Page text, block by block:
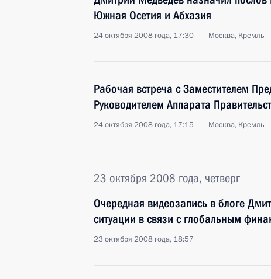
Южная Осетия и Абхазия
24 октября 2008 года, 17:30 Москва, Кремль
Рабочая встреча с Заместителем
Руководителем Аппарата
24 октября 2008 года, 17:15 Москва, Кремль
23 октября 2008 года, четверг
Очередная видеозапись в блоге
ситуации в связи с глобальным
23 октября 2008 года, 18:57